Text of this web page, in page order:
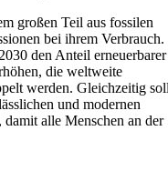
großen Teil aus fossilen
bei ihrem Verbrauch.
den Anteil erneuerbarer
die weltweite
werden. Gleichzeitig
und modernen
alle Menschen an der